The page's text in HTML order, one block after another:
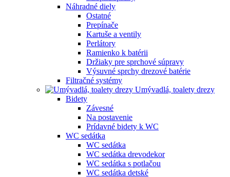
Náhradné diely
Ostatné
Prepínače
Kartuše a ventily
Perlátory
Ramienko k batérii
Držiaky pre sprchové súpravy
Výsuvné sprchy drezové batérie
Filtračné systémy
Umývadlá, toalety drezy
Bidety
Závesné
Na postavenie
Prídavné bidety k WC
WC sedátka
WC sedátka
WC sedátka drevodekor
WC sedátka s potlačou
WC sedátka detské